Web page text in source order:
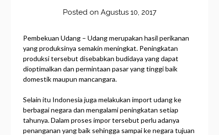
Posted on Agustus 10, 2017by
Pembekuan Udang – Udang merupakan hasil perikanan
yang produksinya semakin meningkat. Peningkatan
produksi tersebut disebabkan budidaya yang dapat
dioptimalkan dan permintaan pasar yang tinggi baik
domestik maupun mancangara.
Selain itu Indonesia juga melakukan import udang ke
berbagai negara dan mengalami peningkatan setiap
tahunya. Dalam proses impor tersebut perlu adanya
penanganan yang baik sehingga sampai ke negara tujuan